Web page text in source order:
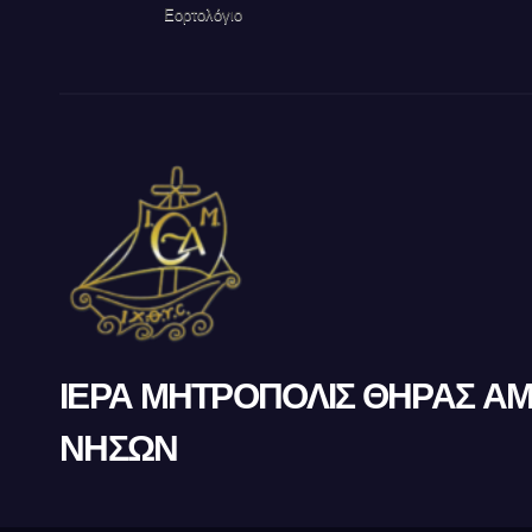
Εορτολόγιο
ΙΕΡΑ ΜΗΤΡΟΠΟΛΙΣ ΘΗΡΑΣ
ΝΗΣΩΝ